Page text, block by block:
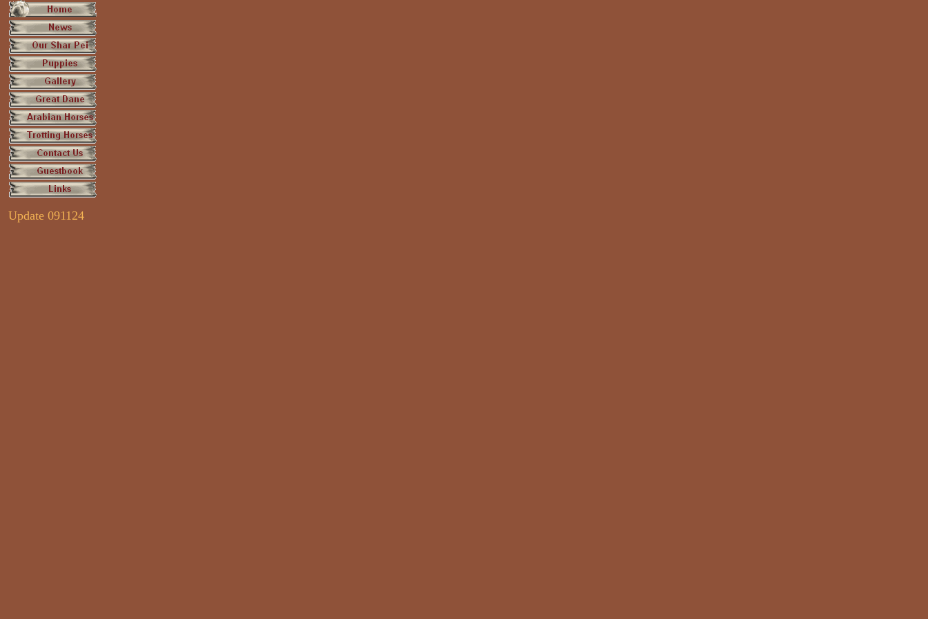
Update 091124